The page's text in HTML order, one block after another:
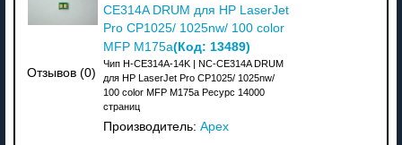
Отзывов (0)
CE314A DRUM для HP LaserJet
Pro CP1025/ 1025nw/ 100 color
MFP M175a(Код: 13489)
Чип H-CE314A-14K | NC-CE314A DRUM
для HP LaserJet Pro CP1025/ 1025nw/
100 color MFP M175a Ресурс 14000
страниц
Производитель: Apex